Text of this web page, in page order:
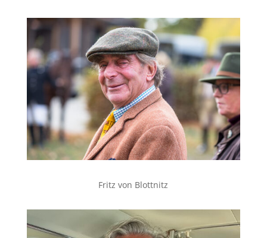
Fritz von Blottnitz